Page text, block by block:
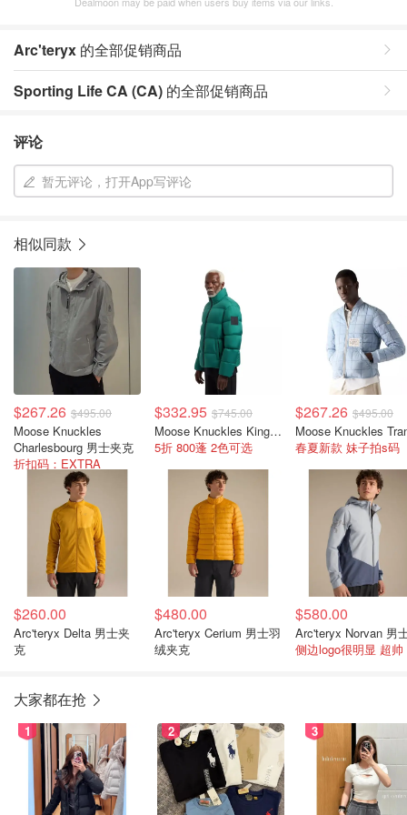
Arc'teryx 的全部促销商品
Sporting Life CA (CA) 的全部促销商品
评论
暂无评论，打开App写评论
相似同款
$267.26 $495.00
Moose Knuckles
Charlesbourg 男士夹克
折扣码：EXTRA
$332.95 $745.00
Moose Knuckles Kings Down 男士羽绒夹克 深绿色
5折 800蓬 2色可选
$267.26 $495.00
春夏新款 妹子拍s码
$260.00
Arc'teryx Delta 男士夹
克
$480.00
Arc'teryx Cerium 男士羽
绒夹克
$580.00
侧边logo很明显 超帅
大家都在抢
1 2 3